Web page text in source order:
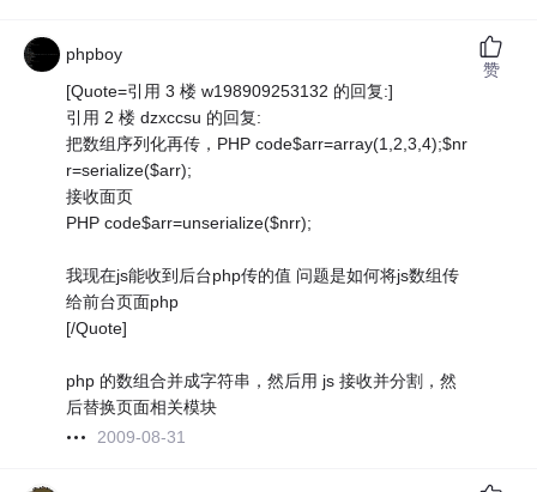
phpboy
[Quote=引用 3 楼 w198909253132 的回复:]
引用 2 楼 dzxccsu 的回复:
把数组序列化再传，PHP code$arr=array(1,2,3,4);$nr
r=serialize($arr);
接收面页
PHP code$arr=unserialize($nrr);
我现在js能收到后台php传的值 问题是如何将js数组传
给前台页面php
[/Quote]
php 的数组合并成字符串，然后用 js 接收并分割，然
后替换页面相关模块
2009-08-31
赞